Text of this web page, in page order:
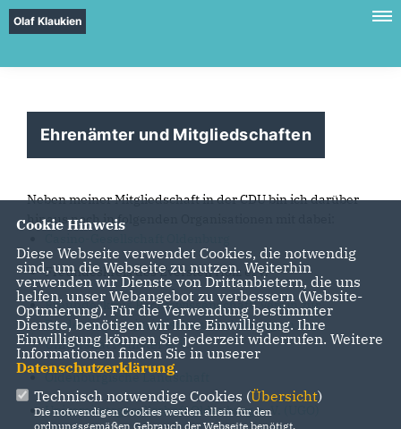
Olaf Klaukien
Ehrenämter und Mitgliedschaften
Neben meiner Mitgliedschaft in der CDU bin ich darüber
hinaus noch in folgenden Organisationen mit dabei:
Freundeskreis des Eversten Holz e. V.
Freundeskreis Rechtswissenschaft: Verein zur
Förderung der juristischen Ausbildung an der
Universität Münster e. V.
Oldenburgische Landschaft
Universitätsgesellschaft Oldenburg e. V. (UGO)
Cookie Hinweis
Diese Webseite verwendet Cookies, die notwendig
sind, um die Webseite zu nutzen. Weiterhin
verwenden wir Dienste von Drittanbietern, die uns
helfen, unser Webangebot zu verbessern (Website-
Optmierung). Für die Verwendung bestimmter
Dienste, benötigen wir Ihre Einwilligung. Ihre
Einwilligung können Sie jederzeit widerrufen. Weitere
Informationen finden Sie in unserer
Datenschutzerklärung.
Technisch notwendige Cookies (Übersicht)
Die notwendigen Cookies werden allein für den
ordnungsgemäßen Gebrauch der Webseite benötigt.